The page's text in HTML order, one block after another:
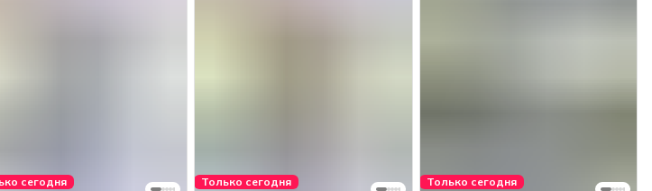
сегодня Только сегодня Только сегодня